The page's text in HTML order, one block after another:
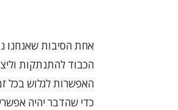
אחת הסיבות שאנחנו
הכבוד להתנתקות
כדי שהדבר יהיה